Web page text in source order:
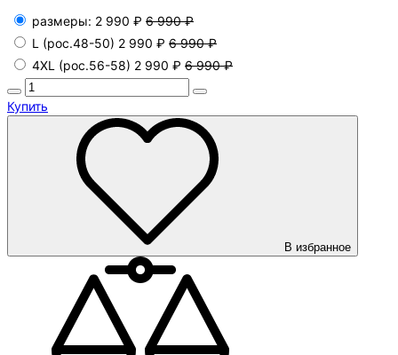
размеры: 2 990 ₽ 6 990 ₽
L (рос.48-50) 2 990 ₽ 6 990 ₽
4XL (рос.56-58) 2 990 ₽ 6 990 ₽
Купить
В избранное